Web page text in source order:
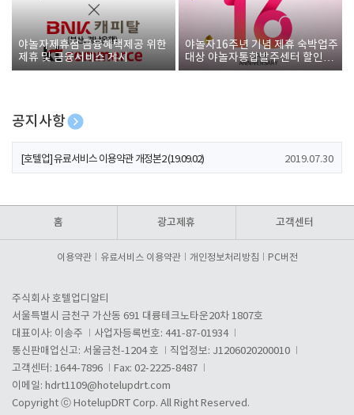
야놀자제휴점 금융혜택제공 위한
제휴 및 금융서비스 게시
야놀자16주년 기념 제휴 숙박업주
대상 야놀자통합발주센터 할인쿠
폰 증정
공지사항
[호텔업] 개인정보 처리방침 개정본1 (19.09.02)
[호텔업] 유료서비스 이용약관 개정본2 (19.09.02) 2019.07.30
홈 광고제휴 고객센터
이용약관 유료서비스 이용약관 개인정보처리방침 PC버전
주식회사 호텔업디알티
서울특별시 금천구 가산동 691 대륭테크노타운20차 1807호
대표이사: 이송주
사업자등록번호: 441-87-01934
통신판매업신고: 서울금천-1204 호
직업정보: J1206020200010
고객센터: 1644-7896
Fax: 02-2225-8487
이메일: hdrt1109@hotelupdrt.com
Copyright ⓒ HotelupDRT Corp. All Right Reserved.